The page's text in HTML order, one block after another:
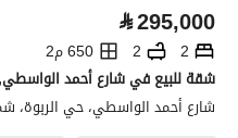
⃁295,000
2
2
650 م2
شقة للبيع في شارع أحمد
شارع أحمد الواسطي، حي الربوة،